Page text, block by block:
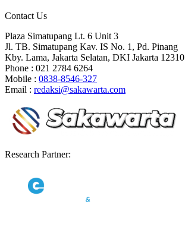
Contact Us
Plaza Simatupang Lt. 6 Unit 3
Jl. TB. Simatupang Kav. IS No. 1, Pd. Pinang
Kby. Lama, Jakarta Selatan, DKI Jakarta 12310
Phone : 021 2784 6264
Mobile : 0838-8546-327
Email : redaksi@sakawarta.com
Research Partner: